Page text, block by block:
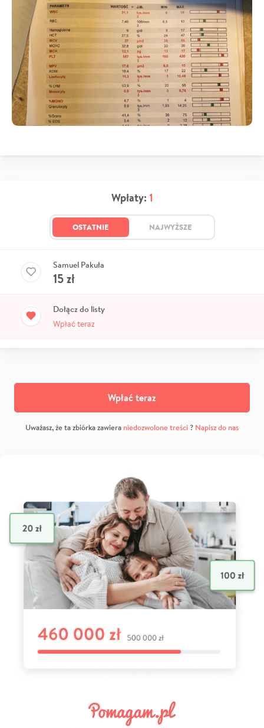
Wpłaty: 1
OSTATNIE NAJWYŻSZE
Samuel Pakuła
15zł
Dołącz do listy
Wpłać teraz
Wpłać teraz
Uważasz, że ta zbiórka zawiera niedozwolone treści? Napisz do nas